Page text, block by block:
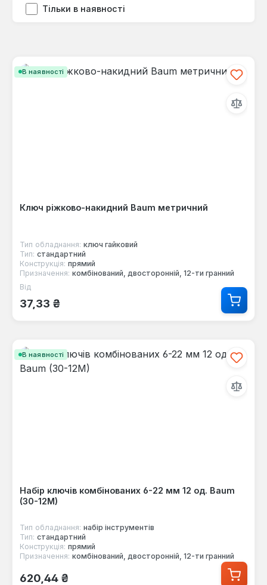
Тільки в наявності
В наявності
Ключ ріжково-накидний Baum метричний
Тип обладнання: ключ гайковий
Тип: стандартний
Конструкція: прямий
Призначення: комбінований, двосторонній, 12-ти гранний
Звичайна ціна:
Від
37,33 ₴
В наявності
Набір ключів комбінованих 6-22 мм 12 од. Baum
(30-12M)
Тип обладнання: набір інструментів
Тип: стандартний
Конструкція: прямий
Призначення: комбінований, двосторонній, 12-ти гранний
Звичайна ціна:
620,44 ₴